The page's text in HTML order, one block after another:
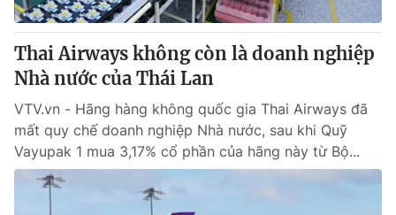
Thai Airways không còn là doanh nghiệp
Nhà nước của Thái Lan
VTV.vn - Hãng hàng không quốc gia Thai Airways đã
mất quy chế doanh nghiệp Nhà nước, sau khi Quỹ
Vayupak 1 mua 3,17% cổ phần của hãng này từ Bộ...